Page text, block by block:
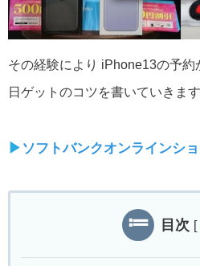
その経験により iPhone13の予
日ゲットのコツを書いていきます
▶︎ ソフトバンクオンラインシ
目次 [